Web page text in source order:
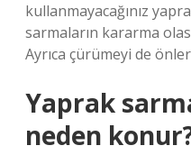
kullanmayacağınız
sarmaların kararma
Ayrıca çürümeyi de
Yaprak
neden